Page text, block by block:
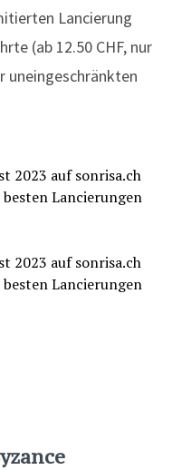
Lancierung
(ab 12.50 CHF, nur
uneingeschränkten